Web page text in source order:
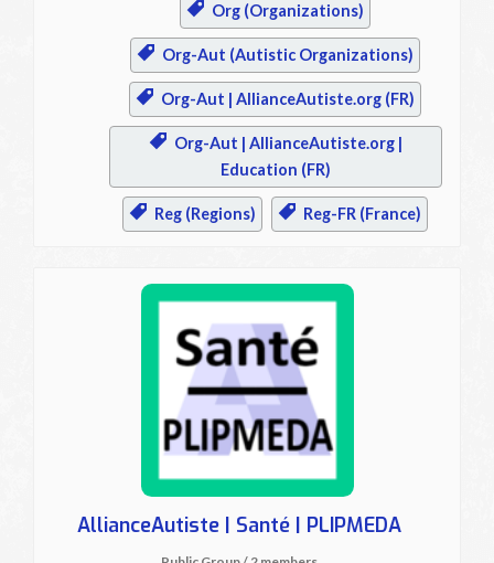
Org (Organizations)
Org-Aut (Autistic Organizations)
Org-Aut | AllianceAutiste.org (FR)
Org-Aut | AllianceAutiste.org |
Education (FR)
Reg (Regions) Reg-FR (France)
AllianceAutiste | Santé | PLIPMEDA